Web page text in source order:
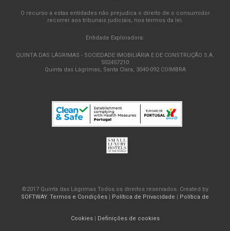
O recurso a estas entidades não prejudica o direito de o consumidor
recorrer aos tribunais judiciais, nos termos da lei.
Entidade Exploradora:
QUINTA DAS LÁGRIMAS - SOCIEDADE IMOBILIÁRIA E DE CONSTRUÇÃO S.A.
502457210
Quinta das Lágrimas, Santa Clara, 3040-092 COIMBRA
©2017 Quinta das Lágrimas Todos os direitos reservados. Created by
SOFTWAY. Termos e Condições | Política de Privacidade | Política de
Cookies| Definições de cookies